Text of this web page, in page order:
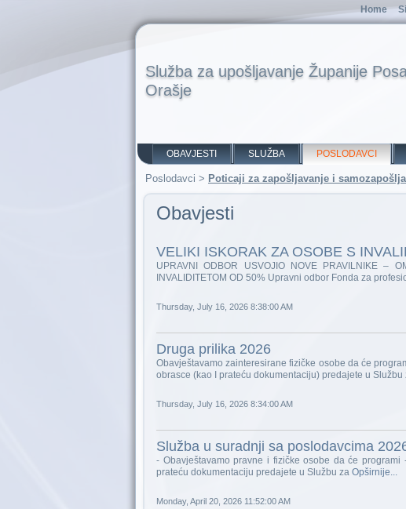
Služba za upošljavanje Županije
Orašje
OBAVJESTI SLUŽBA POSLODAVCI
Poslodavci > Poticaji za zapošljavanje i
Obavjesti
VELIKI ISKORAK ZA OSOBE S
UPRAVNI ODBOR USVOJIO NOVE PRAVILNIKE –
INVALIDITETOM OD 50% Upravni odbor Fonda za
Thursday, July 16, 2026 8:38:00 AM
Druga prilika 2026
Obavještavamo zainteresirane fizičke osobe da će
obrasce (kao I prateću dokumentaciju) predajete u Službu
Thursday, July 16, 2026 8:34:00 AM
Služba u suradnji sa poslodavcima
- Obavještavamo pravne i fizičke osobe da će
prateću dokumentaciju predajete u Službu za Opširnije...
Monday, April 20, 2026 11:52:00 AM
Home